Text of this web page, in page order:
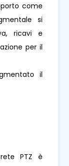
come
si
ricavi e
per il
il
PTZ è